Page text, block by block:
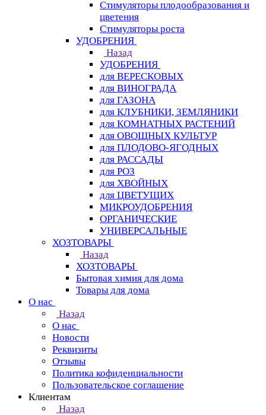
Стимуляторы плодообразования и
цветения
Стимуляторы роста
УДОБРЕНИЯ
Назад
УДОБРЕНИЯ
для ВЕРЕСКОВЫХ
для ВИНОГРАДА
для ГАЗОНА
для КЛУБНИКИ, ЗЕМЛЯНИКИ
для КОМНАТНЫХ РАСТЕНИЙ
для ОВОЩНЫХ КУЛЬТУР
для ПЛОДОВО-ЯГОДНЫХ
для РАССАДЫ
для РОЗ
для ХВОЙНЫХ
для ЦВЕТУЩИХ
МИКРОУДОБРЕНИЯ
ОРГАНИЧЕСКИЕ
УНИВЕРСАЛЬНЫЕ
ХОЗТОВАРЫ
Назад
ХОЗТОВАРЫ
Бытовая химия для дома
Товары для дома
О нас
Назад
О нас
Новости
Реквизиты
Отзывы
Политика кофиденциальности
Пользовательское соглашение
Клиентам
Назад